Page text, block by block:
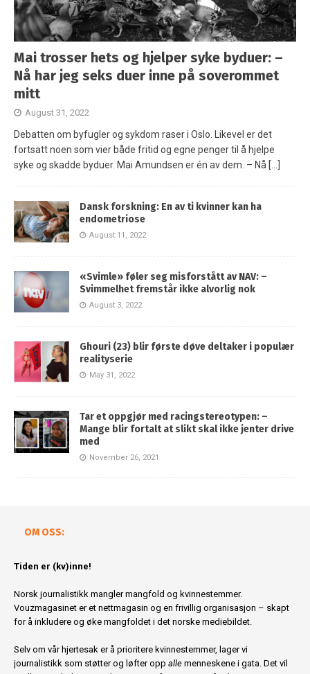
Mai trosser hets og hjelper syke byduer: –
Nå har jeg seks duer inne på soverommet
mitt
August 31, 2022
Debatten om byfugler og sykdom raser i Oslo. Likevel er det
fortsatt noen som vier både fritid og egne penger til å hjelpe
syke og skadde byduer. Mai Amundsen er én av dem. – Nå […]
Dansk forskning: En av ti kvinner kan ha
endometriose
August 11, 2022
«Svimle» føler seg misforstått av NAV: –
Svimmelhet fremstår ikke alvorlig nok
August 3, 2022
Ghouri (23) blir første døve deltaker i populær
realityserie
May 31, 2022
Tar et oppgjør med racingstereotypen: –
Mange blir fortalt at slikt skal ikke jenter drive
med
November 26, 2021
OM OSS:
Tiden er (kv)inne!
Norsk journalistikk mangler mangfold og kvinnestemmer.
Vouzmagasinet er et nettmagasin og en frivillig organisasjon – skapt
for å inkludere og øke mangfoldet i det norske mediebildet.
Selv om vår hjertesak er å prioritere kvinnestemmer, lager vi
journalistikk som støtter og løfter opp alle menneskene i gata. Det vil